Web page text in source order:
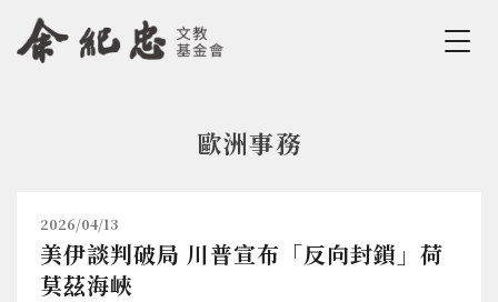
Jump to Navigation
Jump to Main content
歐洲事務
2026/04/13
美伊談判破局 川普宣布「反向封鎖」荷
莫茲海峽